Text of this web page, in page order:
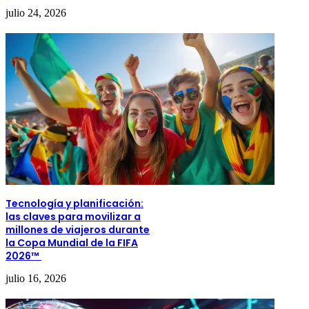
julio 24, 2026
Tecnología y planificación:
las claves para movilizar a
millones de viajeros durante
la Copa Mundial de la FIFA
2026™
julio 16, 2026